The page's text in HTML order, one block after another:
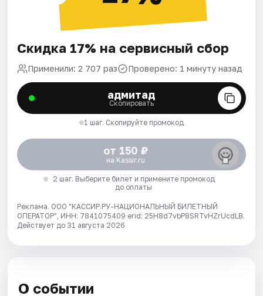
Скидка 17% на сервисный сбор
Применили: 2 707 раз Проверено: 1 минуту назад
адмитад
Скопировать
1 шаг. Скопируйте промокод
от 150 ₽
на Kassir.ru
2 шаг. Выберите билет и примените промокод
до оплаты
Реклама. ООО "КАССИР.РУ-НАЦИОНАЛЬНЫЙ БИЛЕТНЫЙ
ОПЕРАТОР", ИНН: 7841075409 erid: 25H8d7vbP8SRTvHZrUcdLB.
Действует до 31 августа 2026
О событии